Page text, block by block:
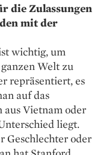
die Zulassungen
mit der
wichtig, um
Welt zu
repräsentiert, es
auf das
aus Vietnam oder
liegt.
Geschlechter oder